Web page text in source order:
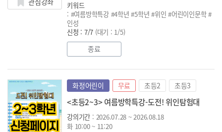
키워드
: #여름방학특강 #4학년 #5학년 #위인 #어린이인문학 #
인성
신청 : 7/7 (대기 : 1/5)
종료
화정어린이 무료 초등2 초등3
<초등2~3> 여름방학특강-도전! 위인탐험대
강의기간 : 2026.07.28 ~ 2026.08.18
화 10:00 ~ 11:20